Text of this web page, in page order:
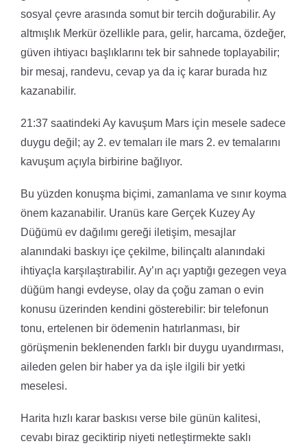
sosyal çevre arasında somut bir tercih doğurabilir. Ay
altmışlık Merkür özellikle para, gelir, harcama, özdeğer,
güven ihtiyacı başlıklarını tek bir sahnede toplayabilir;
bir mesaj, randevu, cevap ya da iç karar burada hız
kazanabilir.
21:37 saatindeki Ay kavuşum Mars için mesele sadece
duygu değil; ay 2. ev temaları ile mars 2. ev temalarını
kavuşum açıyla birbirine bağlıyor.
Bu yüzden konuşma biçimi, zamanlama ve sınır koyma
önem kazanabilir. Uranüs kare Gerçek Kuzey Ay
Düğümü ev dağılımı gereği iletişim, mesajlar
alanındaki baskıyı içe çekilme, bilinçaltı alanındaki
ihtiyaçla karşılaştırabilir. Ay’ın açı yaptığı gezegen veya
düğüm hangi evdeyse, olay da çoğu zaman o evin
konusu üzerinden kendini gösterebilir: bir telefonun
tonu, ertelenen bir ödemenin hatırlanması, bir
görüşmenin beklenenden farklı bir duygu uyandırması,
aileden gelen bir haber ya da işle ilgili bir yetki
meselesi.
Harita hızlı karar baskısı verse bile günün kalitesi,
cevabı biraz geciktirip niyeti netleştirmekte saklı